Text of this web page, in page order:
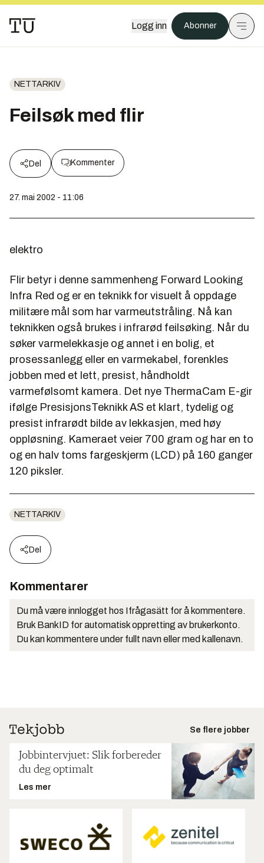
Logg inn Abonner
NETTARKIV
Feilsøk med flir
Del Kommenter
27. mai 2002 - 11:06
elektro
Flir betyr i denne sammenheng Forward Looking
Infra Red og er en teknikk for visuelt å oppdage
militære mål som har varmeutstråling. Nå kan
teknikken også brukes i infrarød feilsøking. Når du
søker varmelekkasje og annet i en bolig, et
prosessanlegg eller en varmekabel, forenkles
jobben med et lett, presist, håndholdt
varmefølsomt kamera. Det nye ThermaCam E-gir
ifølge PresisjonsTeknikk AS et klart, tydelig og
presist infrarødt bilde av lekkasjen, med høy
oppløsning. Kameraet veier 700 gram og har en to
og en halv toms fargeskjerm (LCD) på 160 ganger
120 piksler.
NETTARKIV
Del
Kommentarer
Du må være innlogget hos Ifrågasätt for å kommentere.
Bruk BankID for automatisk oppretting av brukerkonto.
Du kan kommentere under fullt navn eller med kallenavn.
Se flere jobber
Jobbintervjuet: Slik forbereder
du deg optimalt
Les mer